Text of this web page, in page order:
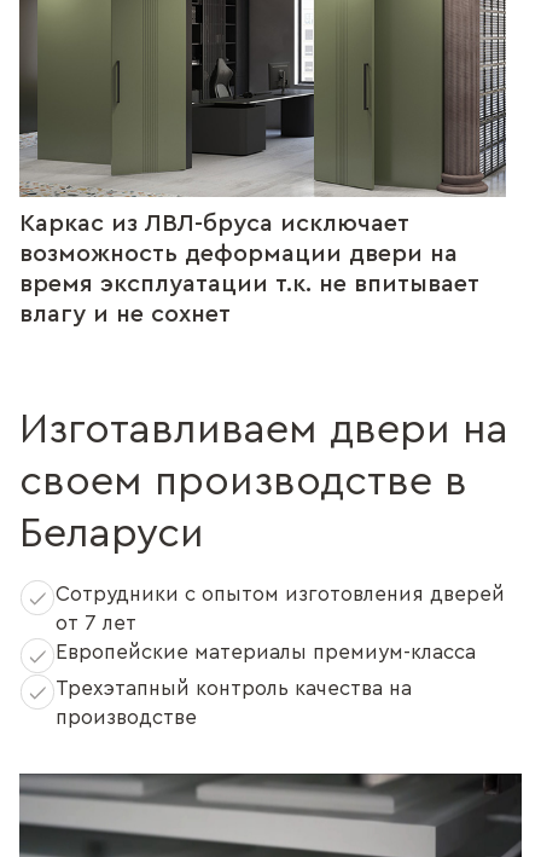
Каркас из ЛВЛ-бруса исключает
возможность деформации двери на
время эксплуатации т.к. не впитывает
влагу и не сохнет
Изготавливаем двери на
своем производстве в
Беларуси
Сотрудники с опытом изготовления дверей
от 7 лет
Европейские материалы премиум-класса
Трехэтапный контроль качества на
производстве